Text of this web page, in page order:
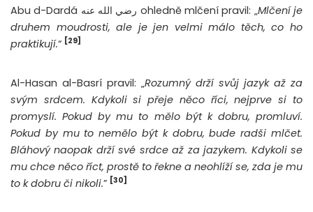
Abu d-Dardá رضي الله عنه ohledně mlčení pravil: „Mlčení je
druhem moudrosti, ale je jen velmi málo těch, co ho
praktikují.“ [29]
Al-Hasan al-Basrí pravil: „Rozumný drží svůj jazyk až za
svým srdcem. Kdykoli si přeje něco říci, nejprve si to
promyslí. Pokud by mu to mělo být k dobru, promluví.
Pokud by mu to nemělo být k dobru, bude radši mlčet.
Bláhový naopak drží své srdce až za jazykem. Kdykoli se
mu chce něco říct, prostě to řekne a neohlíží se, zda je mu
to k dobru či nikoli.” [30]